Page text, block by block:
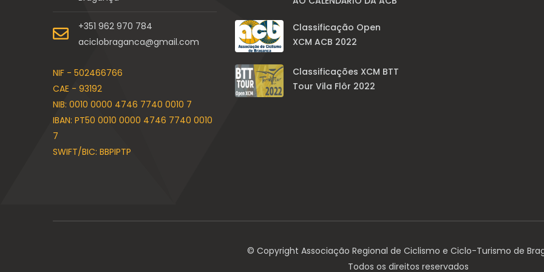
+351 962 970 784
aciclobraganca@gmail.com
NIF - 502466766
CAE - 93192
NIB: 0010 0000 4746 7740 0010 7
IBAN: PT50 0010 0000 4746 7740 0010
7
SWIFT/BIC: BBPIPTP
Classificação Open
XCM ACB 2022
Classificações XCM BTT
Tour Vila Flôr 2022
© Copyright Associação Regional de Ciclismo e Ciclo-Turismo de
Todos os direitos reservados